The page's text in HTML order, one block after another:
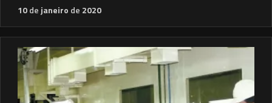
10de janeiro de 2020